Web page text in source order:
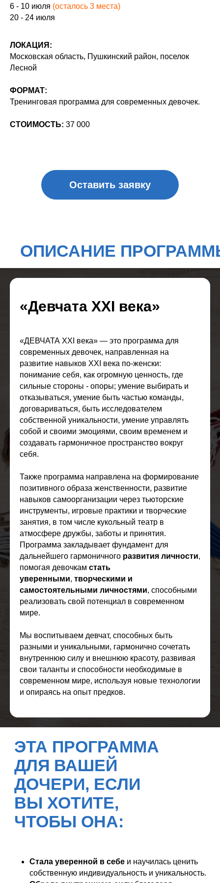
6 - 10 июля (осталось 3 места)
20 - 24 июля
ЛОКАЦИЯ:
Московская область, Пушкинский район, поселок
Лесной
ФОРМАТ:
Тренинговая программа для современных девочек.
СТОИМОСТЬ: 37 000
Оставить заявку
ОПИСАНИЕ ПРОГРАММЫ
«Девчата XXI века»
«ДЕВЧАТА XXI века» — это программа для
современных девочек, направленная на
развитие навыков XXI века по-женски:
понимание себя, как огромную ценность, где
сильные стороны - опоры; умение выбирать и
отказываться, умение быть частью команды,
договариваться, быть исследователем
собственной уникальности, умение управлять
собой и своими эмоциями, своим временем и
создавать гармоничное пространство вокруг
себя.
Также программа направлена на формирование
позитивного образа женственности, развитие
навыков самоорганизации через тьюторские
инструменты, игровые практики и творческие
занятия, в том числе кукольный театр в
атмосфере дружбы, заботы и принятия.
Программа закладывает фундамент для
дальнейшего гармоничного развития личности,
помогая девочкам стать
уверенными, творческими и
самостоятельными личностями, способными
реализовать свой потенциал в современном
мире.
Мы воспитываем девчат, способных быть
разными и уникальными, гармонично сочетать
внутреннюю силу и внешнюю красоту, развивая
свои таланты и способности необходимые в
современном мире, используя новые технологии
и опираясь на опыт предков.
ЭТА ПРОГРАММА
ДЛЯ ВАШЕЙ
ДОЧЕРИ, ЕСЛИ
ВЫ ХОТИТЕ,
ЧТОБЫ ОНА:
Стала уверенной в себе и научилась ценить
собственную индивидуальность и уникальность.
УЧАСТНИКОВ
НА ПРОГРАММЕ?